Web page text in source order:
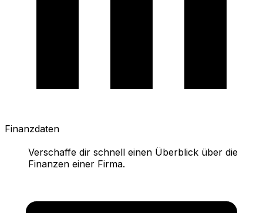
Finanzdaten
Verschaffe dir schnell einen Überblick über die
Finanzen einer Firma.